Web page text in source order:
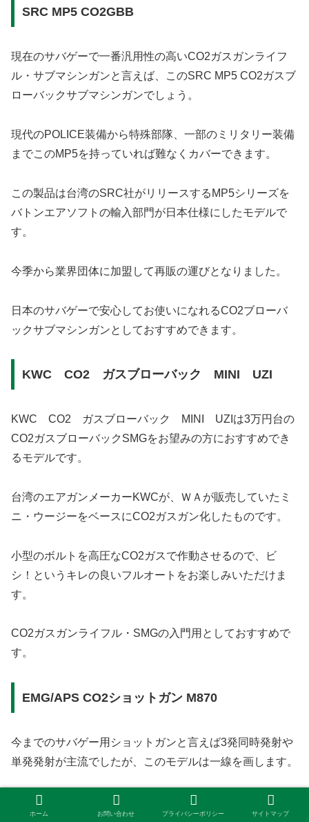
SRC MP5 CO2GBB
現在のサバゲーで一番汎用性の高いCO2ガスガンライフ
ル・サブマシンガンと言えば、このSRC MP5 CO2ガスブ
ローバックサブマシンガンでしょう。
現代のPOLICE装備から特殊部隊、一部のミリタリー装備
までこのMP5を持っていれば難なくカバーできます。
この製品は台湾のSRC社がリリースするMP5シリーズを
バトンエアソフトの輸入部門が日本仕様にしたモデルで
す。
今季から業界団体に加盟して再販の運びとなりました。
日本のサバゲーで安心してお使いになれるCO2ブローバ
ックサブマシンガンとしておすすめできます。
KWC CO2 ガスブローバック MINI UZI
KWC CO2 ガスブローバック MINI UZIは3万円台の
CO2ガスブローバックSMGをお望みの方におすすめでき
るモデルです。
台湾のエアガンメーカーKWCが、ＷＡが販売していたミ
ニ・ウージーをベースにCO2ガスガン化したものです。
小型のボルトを高圧なCO2ガスで作動させるので、ビ
シ！というキレの良いフルオートをお楽しみいただけま
す。
CO2ガスガンライフル・SMGの入門用としておすすめで
す。
EMG/APS CO2ショットガン M870
今までのサバゲー用ショットガンと言えば3発同時発射や
単発発射が主流でしたが、このモデルは一線を画します。
ホーム お問い合わせ プライバシーポリシー サイトマップ